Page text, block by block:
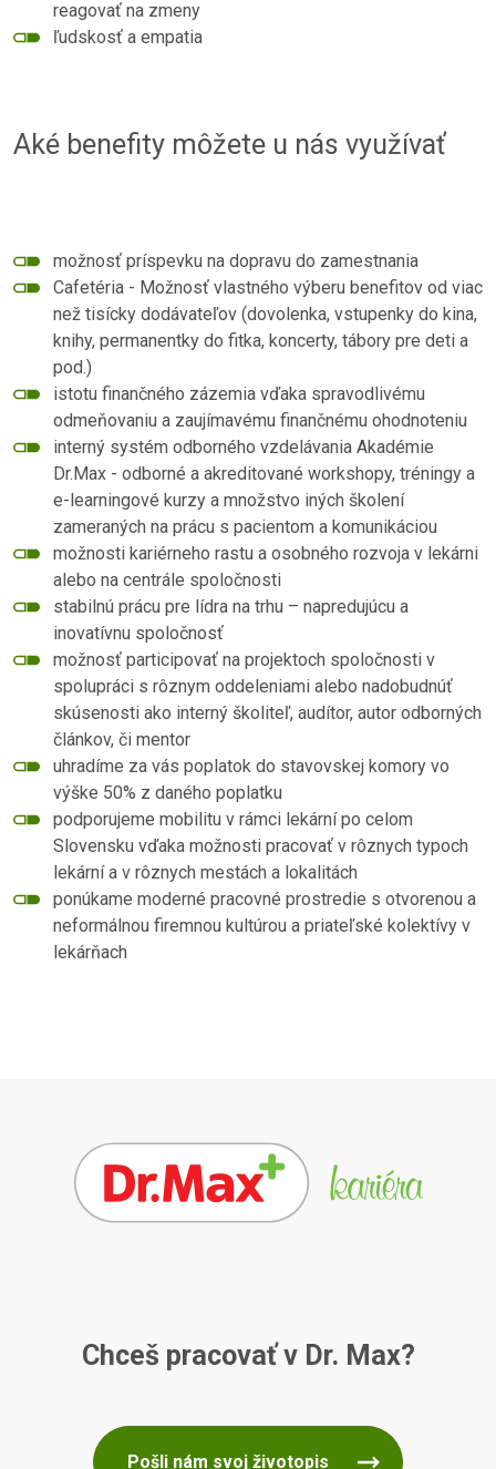
reagovať na zmeny
ľudskosť a empatia
Aké benefity môžete u nás využívať
možnosť príspevku na dopravu do zamestnania
Cafetéria - Možnosť vlastného výberu benefitov od viac
než tisícky dodávateľov (dovolenka, vstupenky do kina,
knihy, permanentky do fitka, koncerty, tábory pre deti a
pod.)
istotu finančného zázemia vďaka spravodlivému
odmeňovaniu a zaujímavému finančnému ohodnoteniu
interný systém odborného vzdelávania Akadémie
Dr.Max - odborné a akreditované workshopy, tréningy a
e-learningové kurzy a množstvo iných školení
zameraných na prácu s pacientom a komunikáciou
možnosti kariérneho rastu a osobného rozvoja v lekárni
alebo na centrále spoločnosti
stabilnú prácu pre lídra na trhu – napredujúcu a
inovatívnu spoločnosť
možnosť participovať na projektoch spoločnosti v
spolupráci s rôznym oddeleniami alebo nadobudnúť
skúsenosti ako interný školiteľ, audítor, autor odborných
článkov, či mentor
uhradíme za vás poplatok do stavovskej komory vo
výške 50% z daného poplatku
podporujeme mobilitu v rámci lekární po celom
Slovensku vďaka možnosti pracovať v rôznych typoch
lekární a v rôznych mestách a lokalitách
ponúkame moderné pracovné prostredie s otvorenou a
neformálnou firemnou kultúrou a priateľské kolektívy v
lekárňach
Chceš pracovať v Dr. Max?
Pošli nám svoj životopis